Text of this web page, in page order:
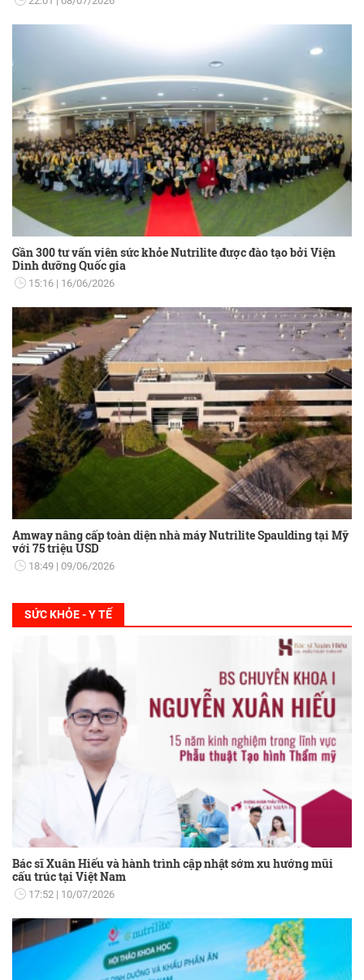
Gần 300 tư vấn viên sức khỏe Nutrilite được đào tạo bởi Viện
Dinh dưỡng Quốc gia
15:16 16/06/2026
Amway nâng cấp toàn diện nhà máy Nutrilite Spaulding tại Mỹ
với 75 triệu USD
18:49 09/06/2026
SỨC KHỎE - Y TẾ
Bác sĩ Xuân Hiếu và hành trình cập nhật sớm xu hướng mũi
cấu trúc tại Việt Nam
17:52 10/07/2026